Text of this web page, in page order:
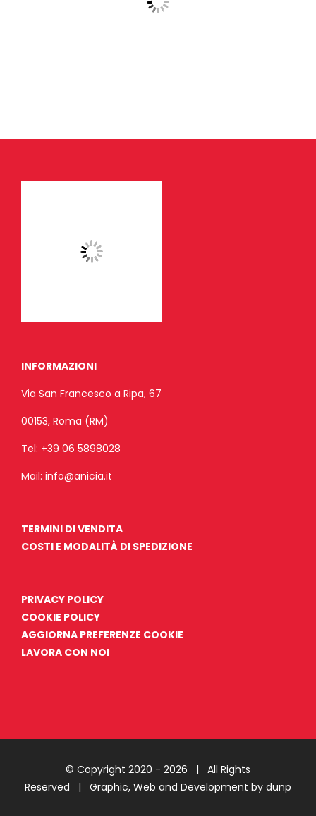
INFORMAZIONI
Via San Francesco a Ripa, 67
00153, Roma (RM)
Tel: +39 06 5898028
Mail: info@anicia.it
TERMINI DI VENDITA
COSTI E MODALITÀ DI SPEDIZIONE
PRIVACY POLICY
COOKIE POLICY
AGGIORNA PREFERENZE COOKIE
LAVORA CON NOI
© Copyright 2020 - 2026 | All Rights
Reserved | Graphic, Web and Development by dunp